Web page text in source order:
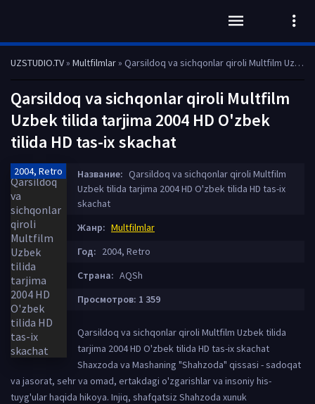
UZSTUDIO.TV» Multfilmlar» Qarsildoq va sichqonlar qiroli Multfilm Uzbek tilida tarjima 2004 HD O'zbek tilida HD tas-ix skachat
Qarsildoq va sichqonlar qiroli Multfilm
Uzbek tilida tarjima 2004 HD O'zbek
tilida HD tas-ix skachat
2004, Retro Название: Qarsildoq va sichqonlar qiroli Multfilm
Uzbek tilida tarjima 2004 HD O'zbek tilida HD tas-ix
skachat
Жанр: Multfilmlar
Год: 2004, Retro
Страна: AQSh
Просмотров: 1 359
Qarsildoq va sichqonlar qiroli Multfilm Uzbek tilida
tarjima 2004 HD O'zbek tilida HD tas-ix skachat
Shaxzoda va Mashaning "Shahzoda" qissasi - sadoqat
va jasorat, sehr va omad, ertakdagi o'zgarishlar va insoniy his-
tuyg'ular haqida hikoya. Injiq, shafqatsiz Shahzoda xunuk